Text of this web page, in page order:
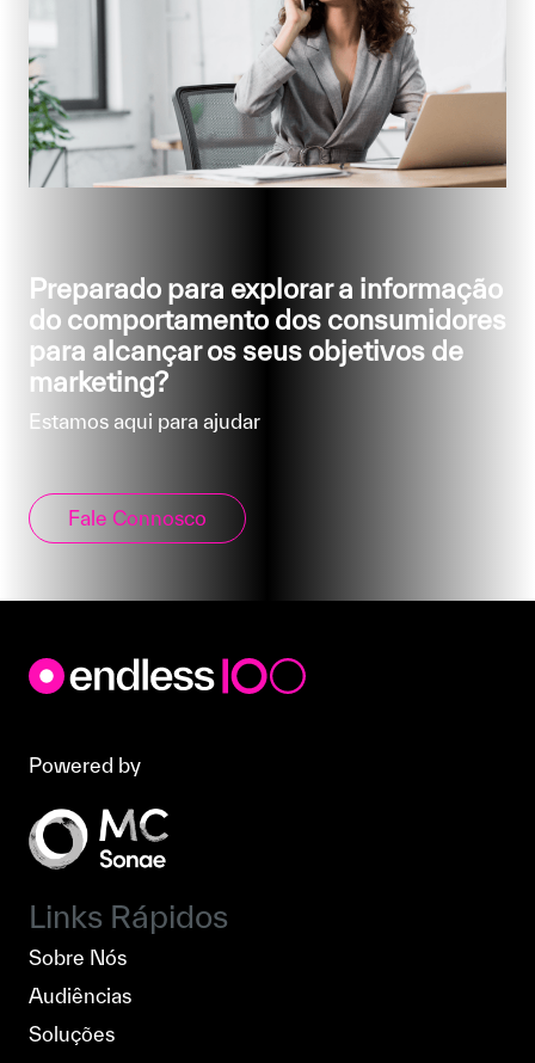
Preparado para explorar a informação
do comportamento dos consumidores
para alcançar os seus objetivos de
marketing?
Estamos aqui para ajudar
Fale Connosco
Powered by
Links Rápidos
Sobre Nós
Audiências
Soluções